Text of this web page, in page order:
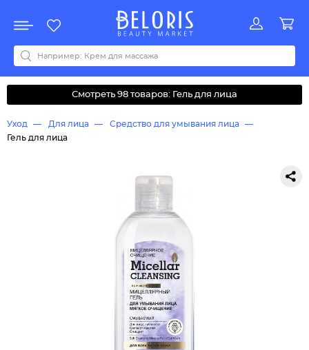
Акции
Все бренды
0-9ABCDEFGHIJKLMNOPQRSTUVWYZАБВДЗИМОКЛНПРСТУФ
Смотреть 98 товаров: Гель для лица
Уход Для лица
Средство для умывания лица
Гель для лица